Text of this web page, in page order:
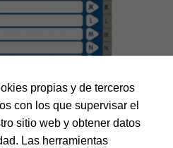
propias y de terceros
con los que supervisar el
sitio web y obtener datos
Las herramientas